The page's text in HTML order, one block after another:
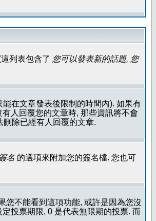
列表包含了 您可以發表新的話題, 您
在文章發表後限制的時間內). 如果有
人回覆您的文章時, 那些資訊將不會
除已經有人回覆的文章.
名 的選項來附加您的簽名檔. 您也可
您不能看到這項功能, 或許是因為您沒
投票期限, 0 是代表無限期的投票. 而